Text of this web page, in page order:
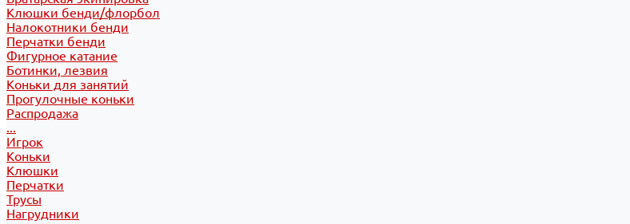
Клюшки бенди/флорбол
Налокотники бенди
Перчатки бенди
Фигурное катание
Ботинки, лезвия
Коньки для занятий
Прогулочные коньки
Распродажа
...
Игрок
Коньки
Клюшки
Перчатки
Трусы
Нагрудники